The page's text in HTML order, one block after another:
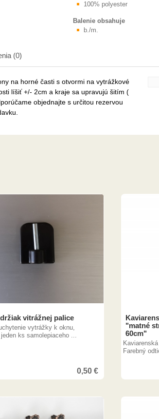
100% polyester
Balenie obsahuje
b./m.
(0)
na horné časti s otvormi na vytrážkové
líšiť +/- 2cm a kraje sa upravujú šitím (
objednajte s určitou rezervou
vitrážnej palice
vytrážky k oknu,
ks samolepiaceho ...
0,50€
"matné
60cm"
Farebný